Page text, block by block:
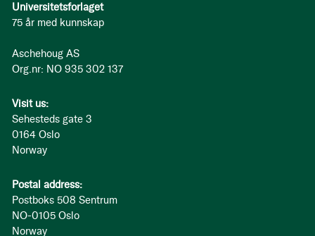
Universitetsforlaget
75 år med kunnskap
Aschehoug AS
Org.nr: NO 935 302 137
Visit us:
Sehesteds gate 3
0164 Oslo
Norway
Postal address:
Postboks 508 Sentrum
NO-0105 Oslo
Norway